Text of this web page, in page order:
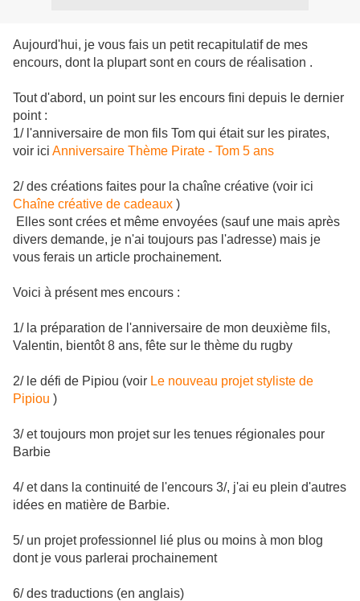
Aujourd'hui, je vous fais un petit recapitulatif de mes
encours, dont la plupart sont en cours de réalisation .
Tout d'abord, un point sur les encours fini depuis le dernier
point :
1/ l'anniversaire de mon fils Tom qui était sur les pirates,
voir ici Anniversaire Thème Pirate - Tom 5 ans
2/ des créations faites pour la chaîne créative (voir ici
Chaîne créative de cadeaux )
Elles sont crées et même envoyées (sauf une mais après
divers demande, je n'ai toujours pas l'adresse) mais je
vous ferais un article prochainement.
Voici à présent mes encours :
1/ la préparation de l'anniversaire de mon deuxième fils,
Valentin, bientôt 8 ans, fête sur le thème du rugby
2/ le défi de Pipiou (voir Le nouveau projet styliste de
Pipiou )
3/ et toujours mon projet sur les tenues régionales pour
Barbie
4/ et dans la continuité de l'encours 3/, j'ai eu plein d'autres
idées en matière de Barbie.
5/ un projet professionnel lié plus ou moins à mon blog
dont je vous parlerai prochainement
6/ des traductions (en anglais)